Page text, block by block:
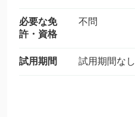
必要な免
許・資格
不問
試用期間 試用期間なし